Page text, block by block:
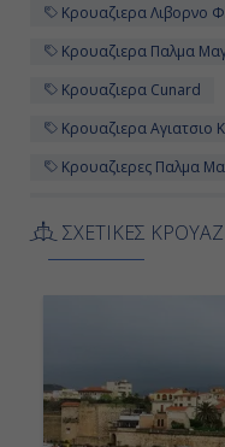
Κρουαζιερα Λιβορνο
Κρουαζιερα Παλμα
Κρουαζιερα Cunard
Κρουαζιερα Αγιατσιο
Κρουαζιερες Παλμα
Κρουαζιερες Cunard
ΣΧΕΤΙΚΕΣ